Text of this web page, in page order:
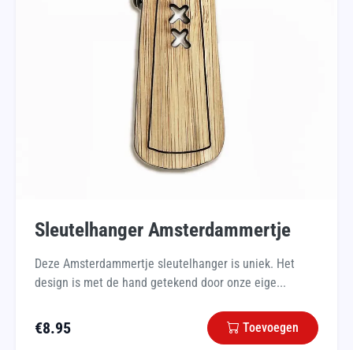
Sleutelhanger Amsterdammertje
Deze Amsterdammertje sleutelhanger is uniek. Het
design is met de hand getekend door onze eige...
€8.95 Toevoegen